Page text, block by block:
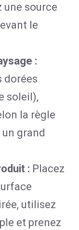
une source
le
:
dorées
soleil),
la règle
grand
: Placez
utilisez
et prenez